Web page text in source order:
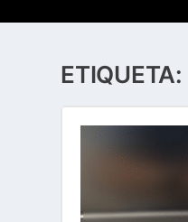
ETIQUETA: